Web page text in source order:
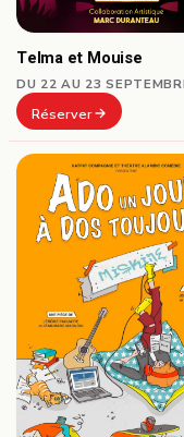
Telma et Mouise
DU 22 AU 23
Réserver